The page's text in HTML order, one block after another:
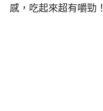
感，吃起來超有嚼勁！